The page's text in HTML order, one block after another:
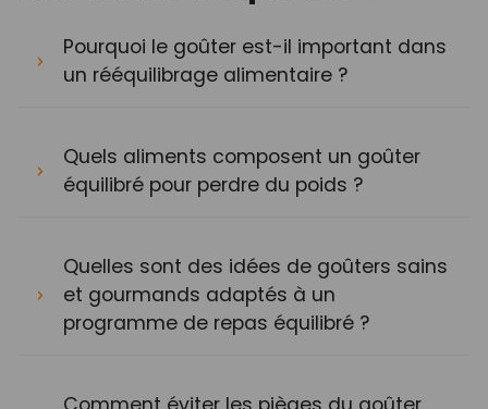
Pourquoi le goûter est-il important dans
un rééquilibrage alimentaire ?
Quels aliments composent un goûter
équilibré pour perdre du poids ?
Quelles sont des idées de goûters sains
et gourmands adaptés à un
programme de repas équilibré ?